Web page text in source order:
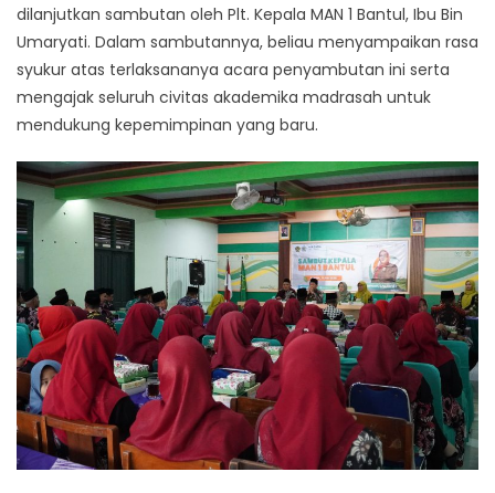
dilanjutkan sambutan oleh Plt. Kepala MAN 1 Bantul, Ibu Bin
Umaryati. Dalam sambutannya, beliau menyampaikan rasa
syukur atas terlaksananya acara penyambutan ini serta
mengajak seluruh civitas akademika madrasah untuk
mendukung kepemimpinan yang baru.